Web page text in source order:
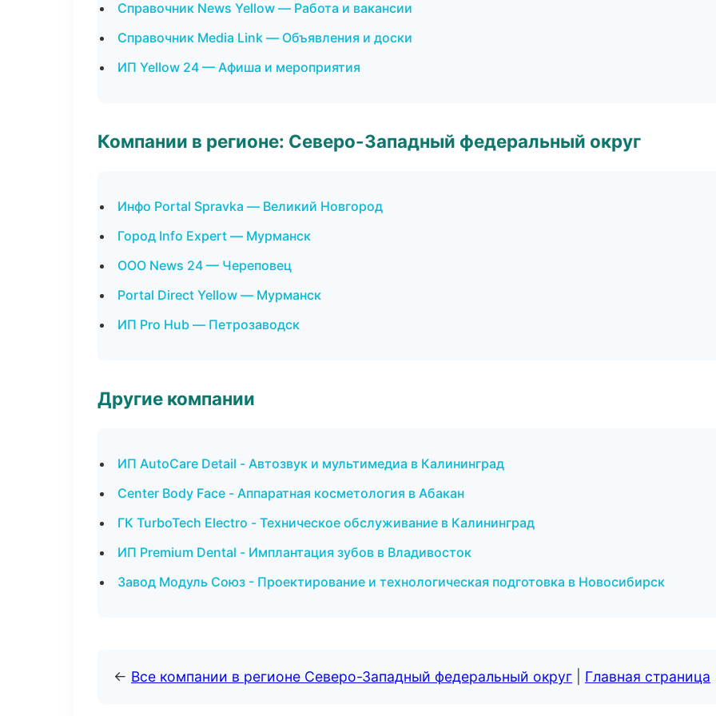
Справочник News Yellow — Работа и вакансии
Справочник Media Link — Объявления и доски
ИП Yellow 24 — Афиша и мероприятия
Компании в регионе: Северо-Западный федеральный округ
Инфо Portal Spravka — Великий Новгород
Город Info Expert — Мурманск
ООО News 24 — Череповец
Portal Direct Yellow — Мурманск
ИП Pro Hub — Петрозаводск
Другие компании
ИП AutoCare Detail - Автозвук и мультимедиа в Калининград
Center Body Face - Аппаратная косметология в Абакан
ГК TurboTech Electro - Техническое обслуживание в Калининград
ИП Premium Dental - Имплантация зубов в Владивосток
Завод Модуль Союз - Проектирование и технологическая подготовка в Новосибирск
← Все компании в регионе Северо-Западный федеральный округ Главная страница